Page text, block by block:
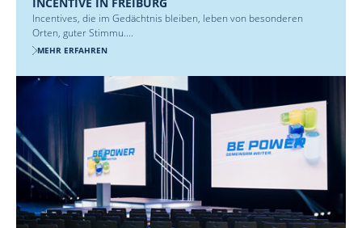
INCENTIVE IN FREIBURG
Incentives, die im Gedächtnis bleiben, leben von besonderen
Orten, guter Stimmu....
MEHR ERFAHREN